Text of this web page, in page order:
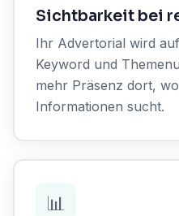
Sichtbarkeit bei
Ihr Advertorial wird
Keyword und
mehr Präsenz dort,
Informationen sucht.
📊